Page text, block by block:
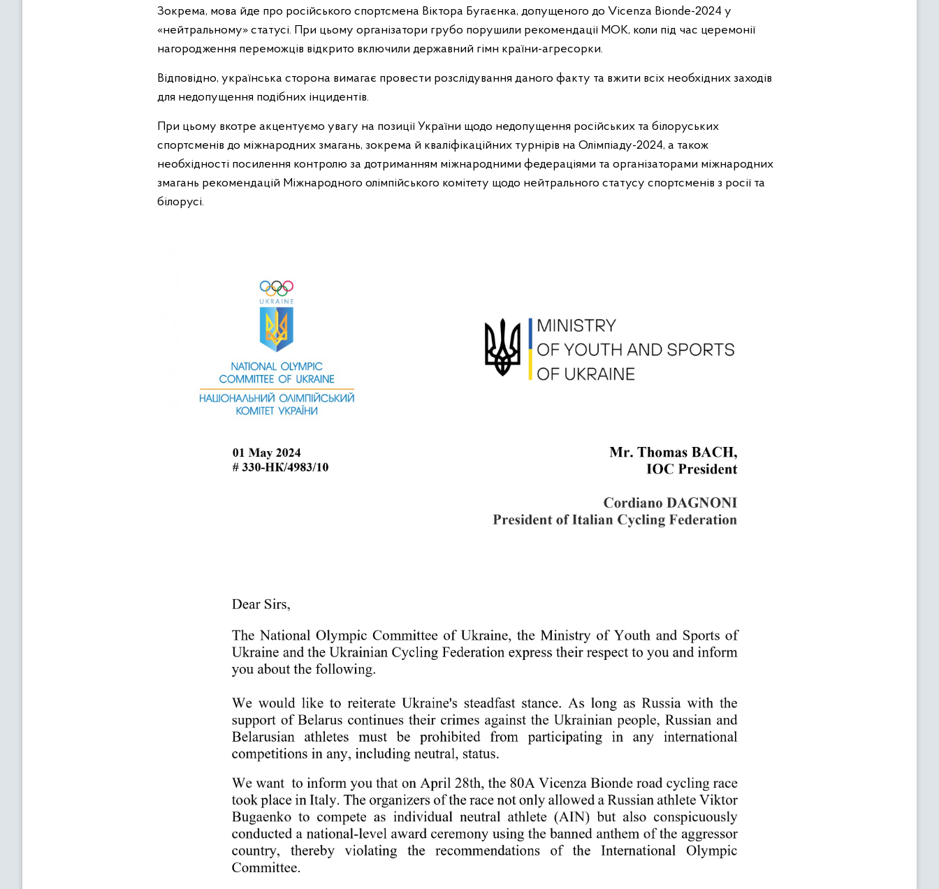
Зокрема, мова йде про російського спортсмена Віктора Бугаєнка, допущеного до Vicenza Bionde-2024 у
«нейтральному» статусі. При цьому організатори грубо порушили рекомендації МОК, коли під час церемонії
нагородження переможців відкрито включили державний гімн країни-агресорки.
Відповідно, українська сторона вимагає провести розслідування даного факту та вжити всіх необхідних заходів
для недопущення подібних інцидентів.
При цьому вкотре акцентуємо увагу на позиції України щодо недопущення російських та білоруських
спортсменів до міжнародних змагань, зокрема й кваліфікаційних турнірів на Олімпіаду-2024, а також
необхідності посилення контролю за дотриманням міжнародними федераціями та організаторами міжнародних
змагань рекомендацій Міжнародного олімпійського комітету щодо нейтрального статусу спортсменів з росії та
білорусі.